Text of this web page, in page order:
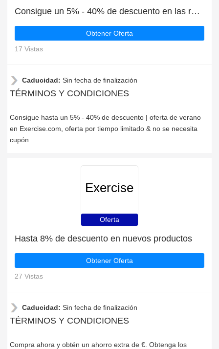
Consigue un 5% - 40% de descuento en las rebajas de verano en Exercise.com
Obtener Oferta
17 Vistas
Caducidad: Sin fecha de finalización
TÉRMINOS Y CONDICIONES
Consigue hasta un 5% - 40% de descuento | oferta de verano
en Exercise.com, oferta por tiempo limitado & no se necesita
cupón
Exercise
Oferta
Hasta 8% de descuento en nuevos productos
Obtener Oferta
27 Vistas
Caducidad: Sin fecha de finalización
TÉRMINOS Y CONDICIONES
Compra ahora y obtén un ahorro extra de €. Obtenga los